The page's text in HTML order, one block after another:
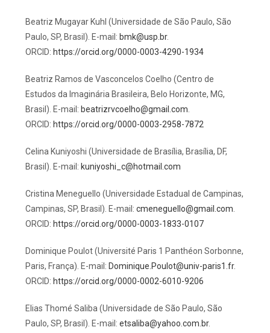
Beatriz Mugayar Kuhl (Universidade de São Paulo, São
Paulo, SP, Brasil). E-mail: bmk@usp.br.
ORCID: https://orcid.org/0000-0003-4290-1934
Beatriz Ramos de Vasconcelos Coelho (Centro de
Estudos da Imaginária Brasileira, Belo Horizonte, MG,
Brasil). E-mail: beatrizrvcoelho@gmail.com
ORCID: https://orcid.org/0000-0003-2958-7872
Celina Kuniyoshi (Universidade de Brasília, Brasília, DF,
Brasil). E-mail: kuniyoshi_c@hotmail.com
Cristina Meneguello (Universidade Estadual de Campinas,
Campinas, SP, Brasil). E-mail:cmeneguello@gmail.com
ORCID: https://orcid.org/0000-0003-1833-0107
Dominique Poulot (Université Paris 1 Panthéon Sorbonne,
Paris, França). E-mail: Dominique.Poulot@univ-paris1.fr.
ORCID: https://orcid.org/0000-0002-6010-9206
Elias Thomé Saliba (Universidade de São Paulo, São
Paulo, SP, Brasil). E-mail:etsaliba@yahoo.com.br.